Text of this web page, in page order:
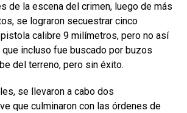
de la escena del crimen, luego de más
se lograron secuestrar cinco
calibre 9 milímetros, pero no así
que incluso fue buscado por buzos
del terreno, pero sin éxito.
se llevaron a cabo dos
que culminaron con las órdenes de